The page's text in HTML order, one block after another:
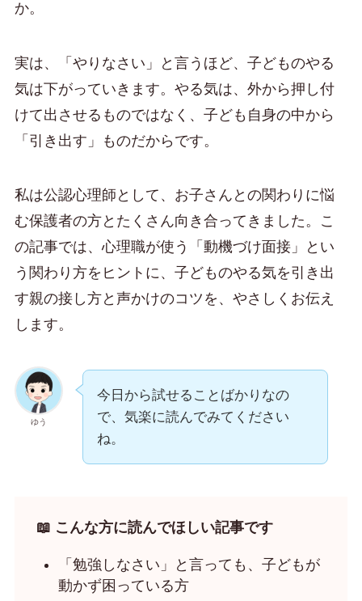
か。
実は、「やりなさい」と言うほど、子どものやる
気は下がっていきます。やる気は、外から押し付
けて出させるものではなく、子ども自身の中から
「引き出す」ものだからです。
私は公認心理師として、お子さんとの関わりに悩
む保護者の方とたくさん向き合ってきました。こ
の記事では、心理職が使う「動機づけ面接」とい
う関わり方をヒントに、子どものやる気を引き出
す親の接し方と声かけのコツを、やさしくお伝え
します。
ゆう
今日から試せることばかりなの
で、気楽に読んでみてください
ね。
📖 こんな方に読んでほしい記事です
「勉強しなさい」と言っても、子どもが
動かず困っている方